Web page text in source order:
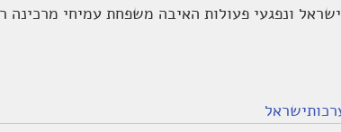
ונפגעי פעולות האיבה משפחת עמיחי מרכינה